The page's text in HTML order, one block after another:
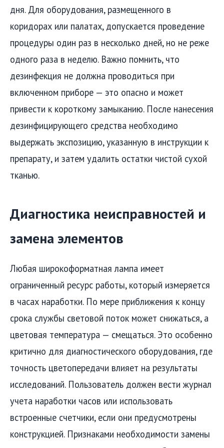
дня. Для оборудования, размещенного в
коридорах или палатах, допускается проведение
процедуры один раз в несколько дней, но не реже
одного раза в неделю. Важно помнить, что
дезинфекция не должна проводиться при
включенном приборе — это опасно и может
привести к короткому замыканию. После нанесения
дезинфицирующего средства необходимо
выдержать экспозицию, указанную в инструкции к
препарату, и затем удалить остатки чистой сухой
тканью.
Диагностика неисправностей и
замена элементов
Любая широкоформатная лампа имеет
ограниченный ресурс работы, который измеряется
в часах наработки. По мере приближения к концу
срока службы световой поток может снижаться, а
цветовая температура — смещаться. Это особенно
критично для диагностического оборудования, где
точность цветопередачи влияет на результаты
исследований. Пользователь должен вести журнал
учета наработки часов или использовать
встроенные счетчики, если они предусмотрены
конструкцией. Признаками необходимости замены